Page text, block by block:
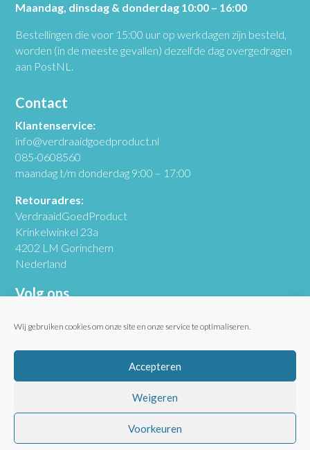
Wij gebruiken cookies om onze site en onze service te optimaliseren.
Accepteren
Weigeren
Voorkeuren
Maandag, dinsdag & donderdag 10:00 – 16:00
Bestellingen die voor 15:00 uur op werkdagen zijn besteld,
worden (in de meeste gevallen) dezelfde dag overgedragen
aan PostNL.
Contact
Klantenservice:
info@verdraaidgoedproduct.nl
085-0608560
maandag t/m donderdag 9:00 – 17:00
Retouradres:
VerdraaidGoedProduct
Krinkelwinkel 23a
4202 LM Gorinchem
Nederland
Volg ons
Schrijf je in en ontvang VerdraaidGoed
nieuws